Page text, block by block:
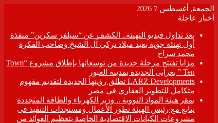
الجمعة, أغسطس 7 2026
أخبار عاجلة
بعد تداول فيديو التهنئة.. الكشف عن “سيلفر سكرين” منفذة
أول تهنئة جوية بعيد ميلاد تركي آل الشيخ وصاحب الفكرة
محمد سراج
مزايا تفتتح مرحلة جديدة من توسعاتها بإطلاق مشروع “Town
Ten ” بعرابى الجديدة بمدينة العبور
LARZ Developments تطلق رؤيتها الجديدة لتقديم مفهوم
متكامل للتطوير العقاري في مصر
بمقر هيئة المواد النووية .. وزير الكهرباء والطاقة المتجددة
يتابع مع رئيس الهيئة تطور الأعمال ومستجدات التنفيذ فى
مشروعات الكيانات الاقتصادية الخاصة بتعظيم العوائد من